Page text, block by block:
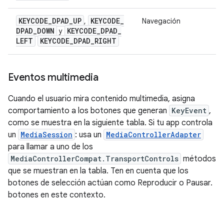
KEYCODE_DPAD_UP , KEYCODE_
DPAD_DOWN y KEYCODE_DPAD_
LEFT
KEYCODE_DPAD_RIGHT
Navegación
Eventos multimedia
Cuando el usuario mira contenido multimedia, asigna
comportamiento a los botones que generan KeyEvent ,
como se muestra en la siguiente tabla. Si tu app controla
un MediaSession : usa un MediaControllerAdapter
para llamar a uno de los
MediaControllerCompat.TransportControls métodos
que se muestran en la tabla. Ten en cuenta que los
botones de selección actúan como Reproducir o Pausar.
botones en este contexto.